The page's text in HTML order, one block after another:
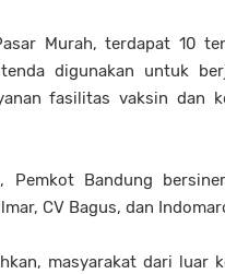
Murah, terdapat 10
digunakan untuk
fasilitas vaksin dan
Pemkot Bandung
CV Bagus, dan
masyarakat dari luar